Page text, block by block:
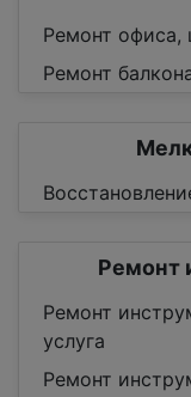
Ремонт офиса,
Ремонт
Ремонт
Ремонт
услуга
Ремонт